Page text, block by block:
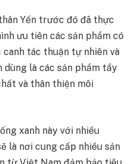
Yến trước đó đã thực
ưu tiên các sản phẩm có
tác thuận tự nhiên và
dùng là các sản phẩm tẩy
và thân thiện môi
xanh này với nhiều
là nơi cung cấp nhiều sản